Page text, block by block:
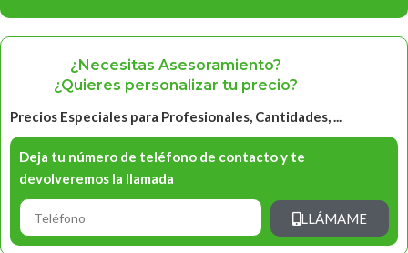
¿Necesitas Asesoramiento?
¿Quieres personalizar tu precio?
Precios Especiales para Profesionales, Cantidades, ...
Deja tu número de teléfono de contacto y te
devolveremos la llamada
LLÁMAME